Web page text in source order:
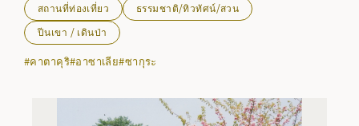
สถานที่ท่องเที่ยว
ธรรมชาติ/ทิวทัศน์/สวน
ปีนเขา / เดินป่า
#คาตาคุริ#อาซาเลีย#ซากุระ